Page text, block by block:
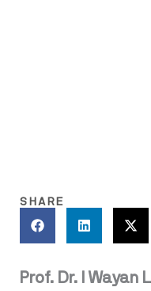
SHARE
Prof. Dr. I Wayan